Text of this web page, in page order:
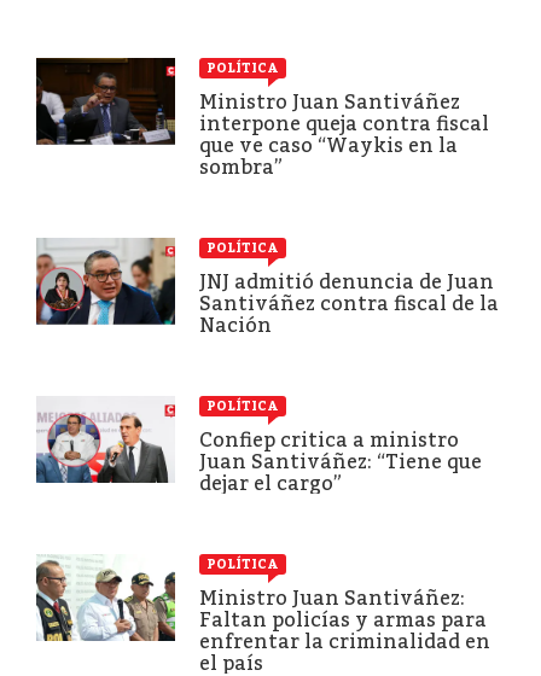
POLÍTICA
Ministro Juan Santiváñez
interpone queja contra fiscal
que ve caso “Waykis en la
sombra”
POLÍTICA
JNJ admitió denuncia de Juan
Santiváñez contra fiscal de la
Nación
POLÍTICA
Confiep critica a ministro
Juan Santiváñez: “Tiene que
dejar el cargo”
POLÍTICA
Ministro Juan Santiváñez:
Faltan policías y armas para
enfrentar la criminalidad en
el país